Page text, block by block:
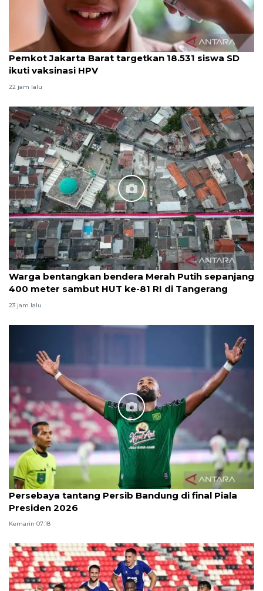
Pemkot Jakarta Barat targetkan 18.531 siswa SD
ikuti vaksinasi HPV
22 jam lalu
Warga bentangkan bendera Merah Putih sepanjang
400 meter sambut HUT ke-81 RI di Tangerang
23 jam lalu
Persebaya tantang Persib Bandung di final Piala
Presiden 2026
Kemarin 07:18